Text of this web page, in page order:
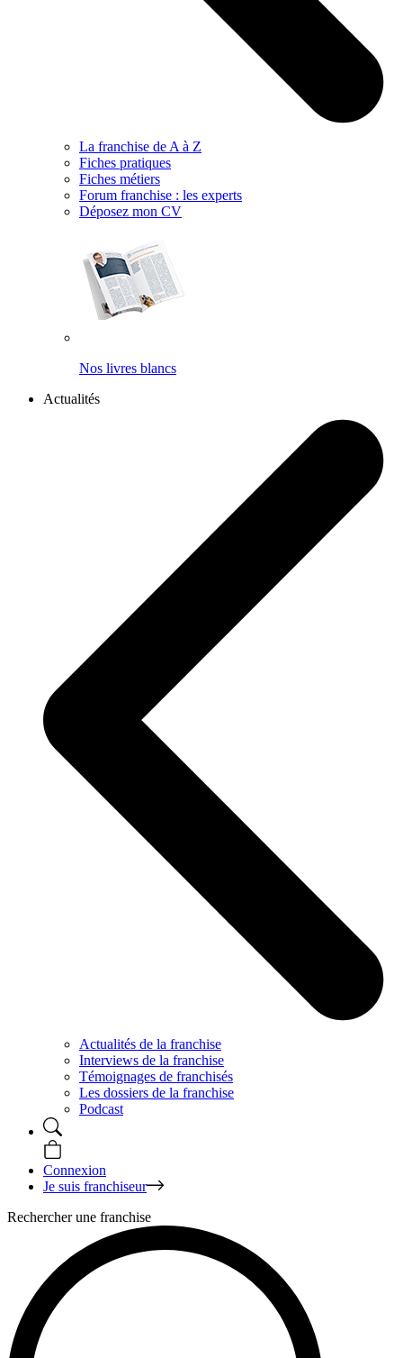
La franchise de A à Z
Fiches pratiques
Fiches métiers
Forum franchise : les experts
Déposez mon CV
Nos livres blancs
Actualités
Actualités de la franchise
Interviews de la franchise
Témoignages de franchisés
Les dossiers de la franchise
Podcast
Connexion
Je suis franchiseur
Rechercher une franchise